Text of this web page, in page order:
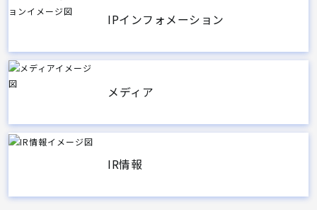
IPインフォメーション
メディア
IR情報